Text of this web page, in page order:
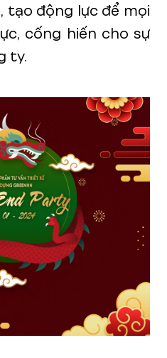
tạo động lực để mọi
cống hiến cho sự
ty.